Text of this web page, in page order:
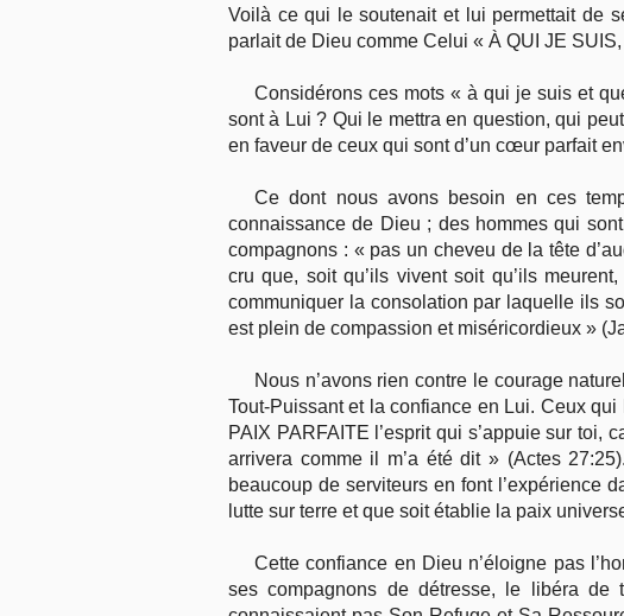
Paramètres
Voilà ce qui le soutenait et lui permettait de
parlait de Dieu comme Celui « À QUI JE
Considérons ces mots « à qui je suis et
sont à Lui ? Qui le mettra en question, qui
en faveur de ceux qui sont d’un cœur parfait
Ce dont nous avons besoin en ces
connaissance de Dieu ; des hommes qui
compagnons : « pas un cheveu de la tête
cru que, soit qu’ils vivent soit qu’ils
communiquer la consolation par laquelle ils
est plein de compassion et miséricordieux »
Nous n’avons rien contre le courage
Tout-Puissant et la confiance en Lui. Ceux
PAIX PARFAITE l’esprit qui s’appuie sur
arrivera comme il m’a été dit » (Actes
beaucoup de serviteurs en font l’expérience
lutte sur terre et que soit établie la paix
Cette confiance en Dieu n’éloigne pas
ses compagnons de détresse, le libéra de